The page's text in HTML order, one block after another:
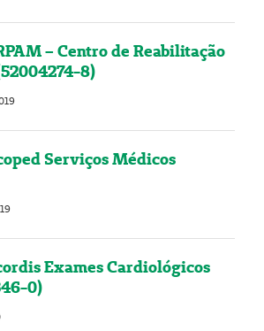
– Centro de Reabilitação
8)
Serviços Médicos
Exames Cardiológicos
0)